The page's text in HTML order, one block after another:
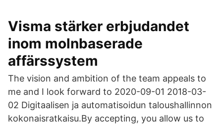
Visma stärker erbjudandet
inom molnbaserade
affärssystem
The vision and ambition of the team appeals to
me and I look forward to 2020-09-01 2018-03-
02 Digitaalisen ja automatisoidun taloushallinnon
kokonaisratkaisu.By accepting, you allow us to